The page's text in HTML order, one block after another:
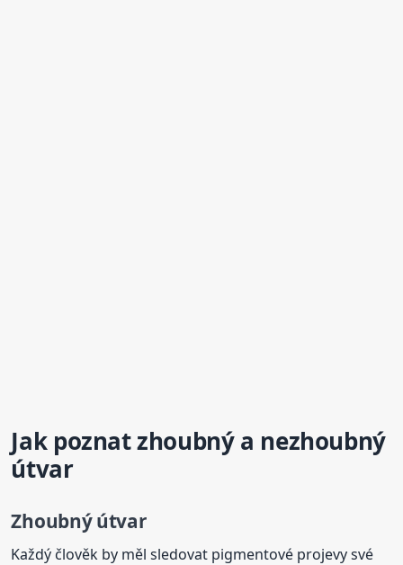
Jak poznat zhoubný a nezhoubný
útvar
Zhoubný útvar
Každý člověk by měl sledovat pigmentové projevy své